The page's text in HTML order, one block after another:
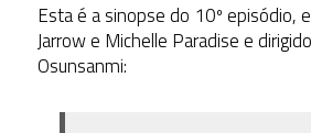
Esta é a sinopse do 10º episódio,
Jarrow e Michelle Paradise e
Osunsanmi: